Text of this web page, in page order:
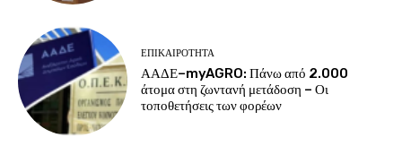
ΕΠΙΚΑΙΡΌΤΗΤΑ
ΑΑΔΕ–myAGRO: Πάνω από 2.000
άτομα στη ζωντανή μετάδοση – Οι
τοποθετήσεις των φορέων